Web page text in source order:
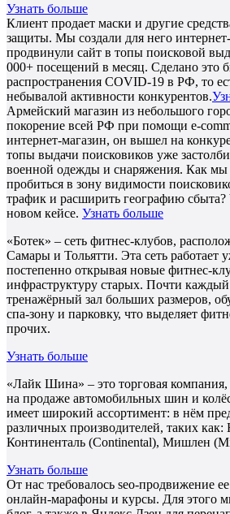
Узнать больше
Клиент продает маски и другие
защиты. Мы создали для него
продвинули сайт в топы поисковой
000+ посещений в месяц. Сделано это
распространения COVID-19 в РФ, то
небывалой активности конкурентов.
Армейский магазин из небольшого
покорение всей РФ при помощи e-
интернет-магазин, он вышел на
топы выдачи поисковиков уже
военной одежды и снаряжения. Как мы
пробиться в зону видимости
трафик и расширить географию
новом кейсе. Узнать больше
«Ботек» – сеть фитнес-клубов,
Самары и Тольятти. Эта сеть работает
постепенно открывая новые фитнес-
инфраструктуру старых. Почти
тренажёрный зал больших размеров,
спа-зону и парковку, что выделяет
прочих.
Узнать больше
«Лайк Шина» – это торговая
на продаже автомобильных шин и
имеет широкий ассортимент: в нём
различных производителей, таких
Континенталь (Continental), Мишлен
Узнать больше
От нас требовалось seo-продвижение
онлайн-марафоны и курсы. Для этого